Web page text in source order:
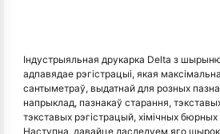
Індустрыяльная друкарка Delta з
адпавядае рэгістрацыі, якая
сантыметраў, выдатнай для розных
напрыклад, пазнакаў старання,
тэкставых рэгістрацый, хімічных
Наступна, давайце даследуем яго